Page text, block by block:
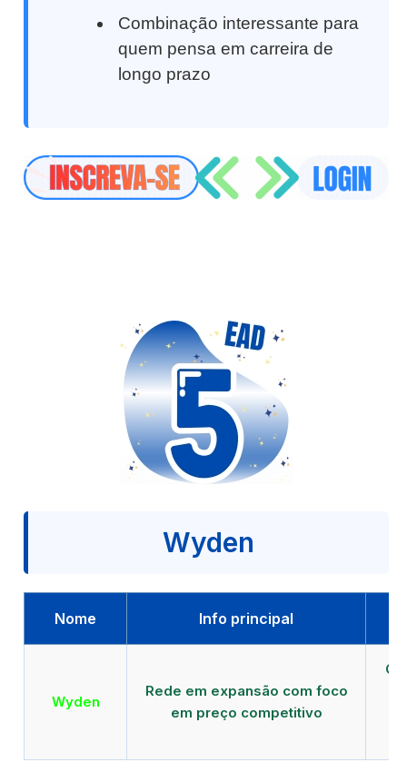
Combinação interessante para
quem pensa em carreira de
longo prazo
Wyden
Nome Info principal
Wyden
Rede em expansão com foco
em preço competitivo